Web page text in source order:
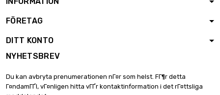
Tjocklek / styrka :
bredd : 20mm
Tjocklek / styrka :
0.3mm
14,92 €

FÖRETAG
DITT KONTO
NYHETSBREV
Du kan avbryta prenumerationen nГ¤r som helst. FГ¶r detta
Г¤ndamГҐl, vГ¤nligen hitta vГҐr kontaktinformation i det rГ¤ttsliga